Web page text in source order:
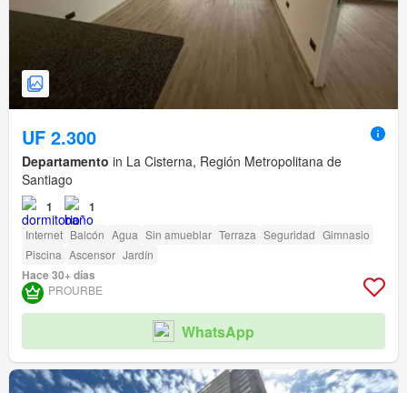
UF 2.300
Departamento in La Cisterna, Región Metropolitana de
Santiago
1 1
Internet Balcón Agua Sin amueblar Terraza Seguridad Gimnasio
Piscina Ascensor Jardín
Hace 30+ días
PROURBE
WhatsApp